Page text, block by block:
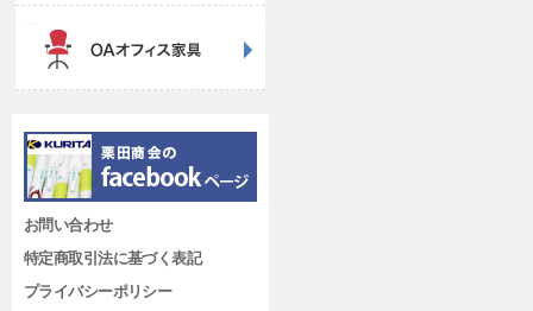
お問い合わせ
特定商取引法に基づく表記
プライバシーポリシー